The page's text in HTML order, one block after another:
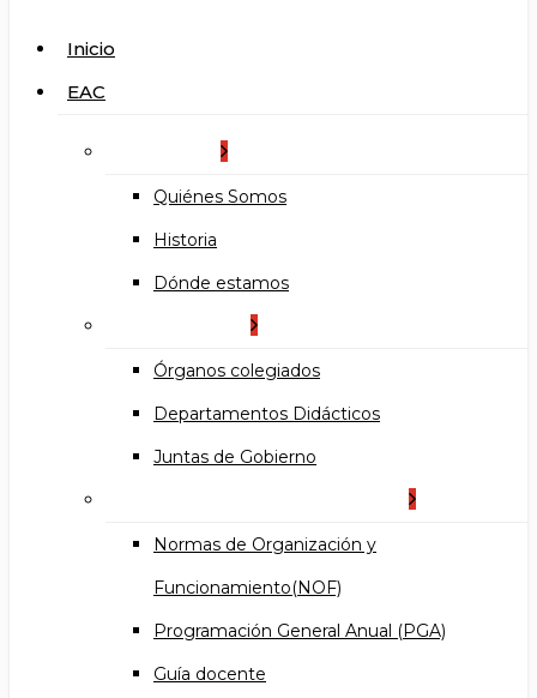
search
Menu
Inicio
EAC
Quiénes Somos
Historia
Dónde estamos
Órganos colegiados
Departamentos Didácticos
Juntas de Gobierno
Normas de Organización y
Funcionamiento(NOF)
Programación General Anual (PGA)
Guía docente